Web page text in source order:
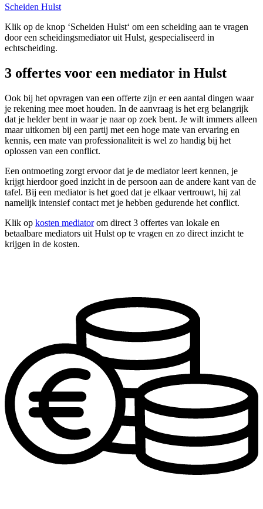
Scheiden Hulst
Klik op de knop ‘Scheiden Hulst‘ om een scheiding aan te vragen
door een scheidingsmediator uit Hulst, gespecialiseerd in
echtscheiding.
3 offertes voor een mediator in Hulst
Ook bij het opvragen van een offerte zijn er een aantal dingen waar
je rekening mee moet houden. In de aanvraag is het erg belangrijk
dat je helder bent in waar je naar op zoek bent. Je wilt immers alleen
maar uitkomen bij een partij met een hoge mate van ervaring en
kennis, een mate van professionaliteit is wel zo handig bij het
oplossen van een conflict.
Een ontmoeting zorgt ervoor dat je de mediator leert kennen, je
krijgt hierdoor goed inzicht in de persoon aan de andere kant van de
tafel. Bij een mediator is het goed dat je elkaar vertrouwt, hij zal
namelijk intensief contact met je hebben gedurende het conflict.
Klik op kosten mediatorom direct 3 offertes van lokale en
betaalbare mediators uit Hulst op te vragen en zo direct inzicht te
krijgen in de kosten.